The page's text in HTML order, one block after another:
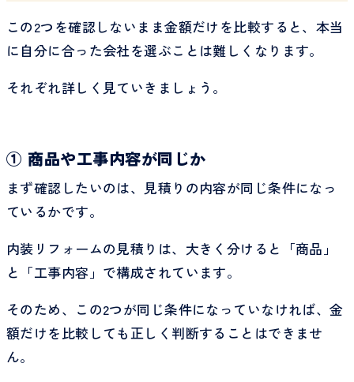
この2つを確認しないまま金額だけを比較すると、本当
に自分に合った会社を選ぶことは難しくなります。
それぞれ詳しく見ていきましょう。
① 商品や工事内容が同じか
まず確認したいのは、見積りの内容が同じ条件になっ
ているかです。
内装リフォームの見積りは、大きく分けると「商品」
と「工事内容」で構成されています。
そのため、この2つが同じ条件になっていなければ、金
額だけを比較しても正しく判断することはできませ
ん。